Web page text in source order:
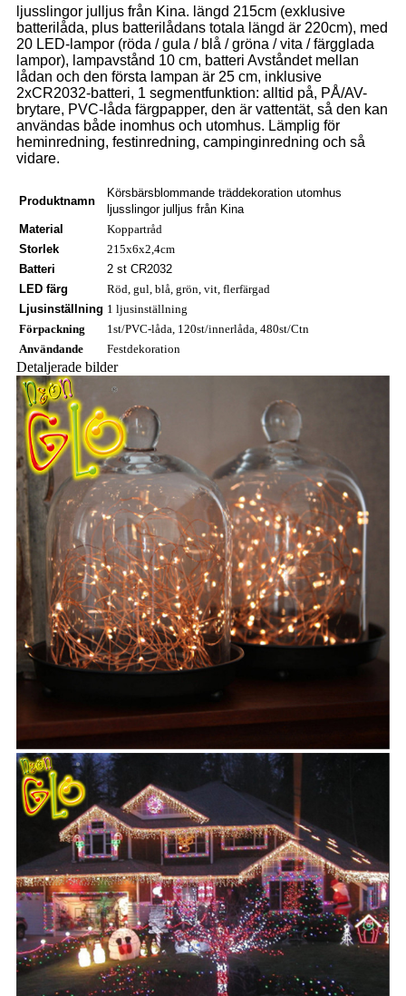
ljusslingor julljus från Kina. längd 215cm (exklusive
batterilåda, plus batterilådans totala längd är 220cm), med
20 LED-lampor (röda / gula / blå / gröna / vita / färgglada
lampor), lampavstånd 10 cm, batteri Avståndet mellan
lådan och den första lampan är 25 cm, inklusive
2xCR2032-batteri, 1 segmentfunktion: alltid på, PÅ/AV-
brytare, PVC-låda färgpapper, den är vattentät, så den kan
användas både inomhus och utomhus. Lämplig för
heminredning, festinredning, campinginredning och så
vidare.
Produktnamn
Körsbärsblommande träddekoration utomhus
ljusslingor julljus från Kina
Material
Koppartråd
Storlek
215x6x2,4cm
Batteri
2 st CR2032
LED färg
Röd, gul, blå, grön, vit, flerfärgad
Ljusinställning 1 ljusinställning
Förpackning
1st/PVC-låda, 120st/innerlåda, 480st/Ctn
Användande
Festdekoration
Detaljerade bilder